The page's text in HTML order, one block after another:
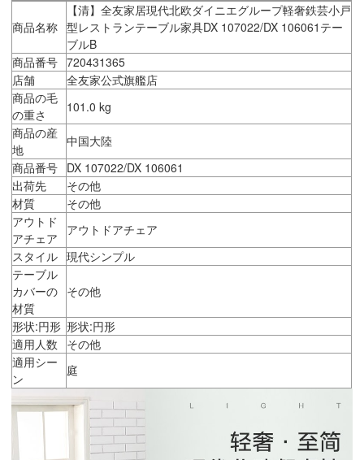
商品名称
【清】全友家居現代北欧ダイニエグループ軽奢鉄芸小戸
型レストランテーブル家具DX 107022/DX 106061テー
ブルB
商品番号 720431365
店舗
全友家公式旗艦店
商品の毛
の重さ
101.0 kg
商品の産
地
中国大陸
商品番号 DX 107022/DX 106061
出荷先
その他
材質
その他
アウトド
アチェア
アウトドアチェア
スタイル 現代シンプル
テーブル
カバーの
材質
その他
形状:円形 形状:円形
適用人数
その他
適用シー
ン
庭